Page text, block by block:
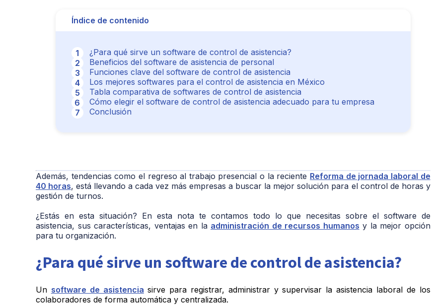
Índice de contenido
¿Para qué sirve un software de control de asistencia?
Beneficios del software de asistencia de personal
Funciones clave del software de control de asistencia
Los mejores softwares para el control de asistencia en México
Tabla comparativa de softwares de control de asistencia
Cómo elegir el software de control de asistencia adecuado para tu empresa
Conclusión
Además, tendencias como el regreso al trabajo presencial o la reciente Reforma de jornada laboral de
40 horas, está llevando a cada vez más empresas a buscar la mejor solución para el control de horas y
gestión de turnos.
¿Estás en esta situación? En esta nota te contamos todo lo que necesitas sobre el software de
asistencia, sus características, ventajas en la administración de recursos humanos y la mejor opción
para tu organización.
¿Para qué sirve un software de control de asistencia?
Un software de asistencia sirve para registrar, administrar y supervisar la asistencia laboral de los
colaboradores de forma automática y centralizada.